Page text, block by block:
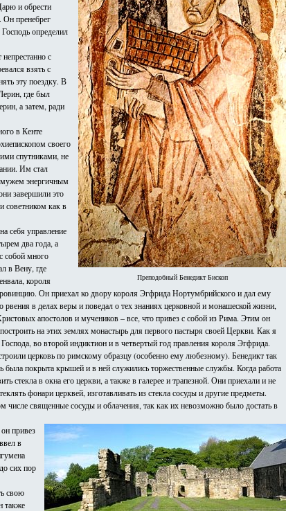
Преподобный Бенедикт Бископ
и обрести
Он пренебрег
определил
с
взять с
эту поездку. В
где был
а затем, ради
в Кенте
своего
спутниками, не
Им стал
мужем энергичным
завершили это
советником как в
себя управление
два года, а
собой много
в Вену, где
короля
Он приехал ко двору короля Эгфрида Нортумбрийского и дал ему
в делах веры и поведал о тех знаниях церковной и монашеской жизни,
апостолов и мучеников – все, что привез с собой из Рима. Этим он
на этих землях монастырь для первого пастыря своей Церкви. Как я
во второй индиктион и в четвертый год правления короля Эгфрида.
церковь по римскому образцу (особенно ему любезному). Бенедикт так
была покрыта крышей и в ней служились торжественные службы. Когда работа
стекла в окна его церкви, а также в галерее и трапезной. Они приехали и не
фонари церквей, изготавливать из стекла сосуды и другие предметы.
числе священные сосуды и облачения, так как их невозможно было достать в
привез
в
сих пор
свою
также